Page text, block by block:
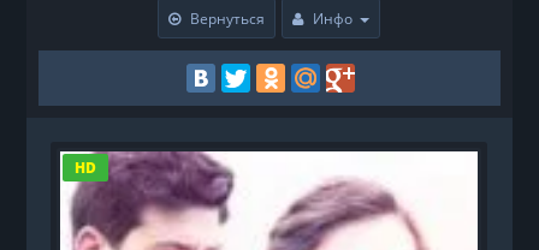
Вернуться Инфо
HD